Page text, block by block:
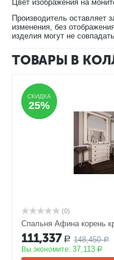
Цвет изображения на
Производитель оставляет
изменения, без
изделия могут не
ТОВАРЫ В
СКИДКА
25%
СКИДКА
25%
(0)
Спальня Афина корень
111,337 Р 148,450 Р
Вы экономите: 37,113 Р